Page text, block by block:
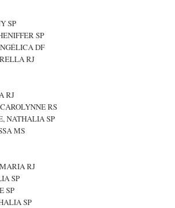
SP
SP
DF
RJ
RJ
RS
NATHALIA SP
MS
RJ
SP
SP
SP